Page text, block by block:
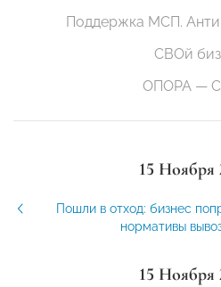
Поддержка МСП.
СВОй
ОПОРА —
15 Ноября
Пошли в отход: бизнес
нормативы
15 Ноября